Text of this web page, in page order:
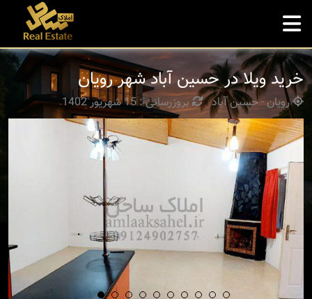
خرید ویلا در حسین آباد شهر رویان
رویان - حسین آباد بروزرسانی : 15 شهریور 1402